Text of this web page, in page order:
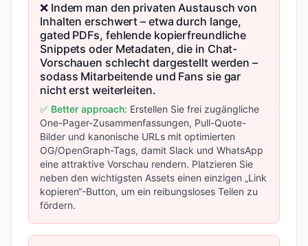
❌ Indem man den privaten Austausch von
Inhalten erschwert – etwa durch lange,
gated PDFs, fehlende kopierfreundliche
Snippets oder Metadaten, die in Chat-
Vorschauen schlecht dargestellt werden –
sodass Mitarbeitende und Fans sie gar
nicht erst weiterleiten.
✅ Better approach: Erstellen Sie frei zugängliche
One-Pager-Zusammenfassungen, Pull-Quote-
Bilder und kanonische URLs mit optimierten
OG/OpenGraph-Tags, damit Slack und WhatsApp
eine attraktive Vorschau rendern. Platzieren Sie
neben den wichtigsten Assets einen einzigen „Link
kopieren“-Button, um ein reibungsloses Teilen zu
fördern.